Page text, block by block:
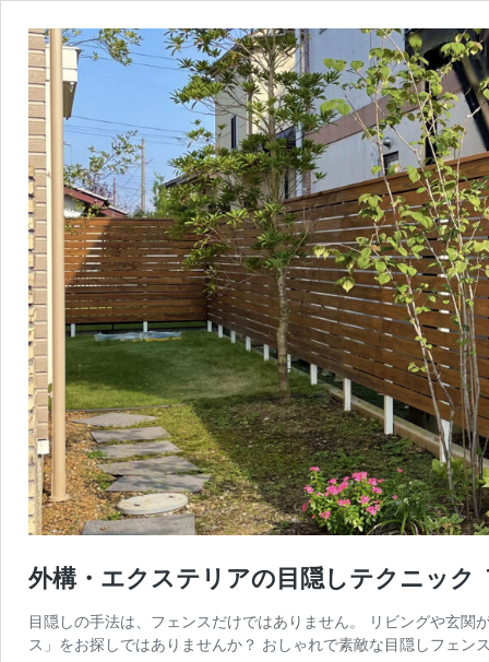
外構・エクステリアの目隠しテクニック
目隠しの手法は、フェンスだけではありません。 リビングや玄
ス」をお探しではありませんか？ おしゃれで素敵な目隠しフェ